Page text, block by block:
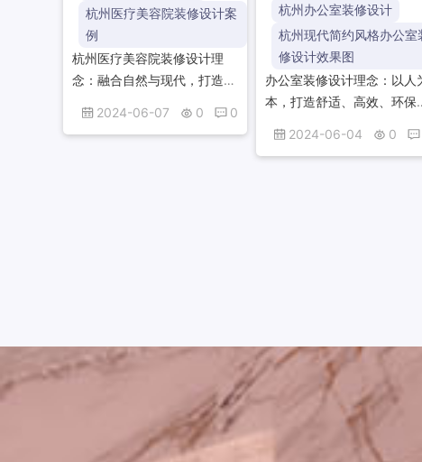
杭州医疗美容院装修设计案
例
杭州医疗美容院装修设计理
念：融合自然与现代，打造温
与品质，彰显专业与高端。空
2024-06-07 0 0
杭州办公室装修设计
杭州现代简约风格办公室
修设计效果图
办公室装修设计理念：以人
本，打造舒适、高效、环保
融合，提升员工工作体验，塑
2024-06-04 0